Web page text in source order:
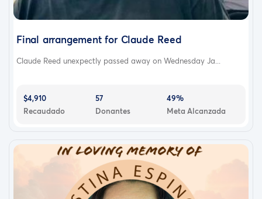
Final arrangement for Claude Reed
Claude Reed unexpectly passed away on Wednesday Ja...
$4,910
Recaudado
57
Donantes
49%
Meta Alcanzada